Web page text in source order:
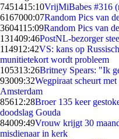
7451415:10VrijMiBabes #316
6167000:07Random Pics van
3604115:09Random Pics van
131409:46PostNL-bezorger
114912:42VS: kans op
munitietekort wordt probleem
105313:26Britney Spears: "Ik
93009:32Wegpiraat scheurt
Amsterdam
85612:28Broer 135 keer
doodslag Gouda
84009:49Vrouw krijgt 30
misdienaar in kerk